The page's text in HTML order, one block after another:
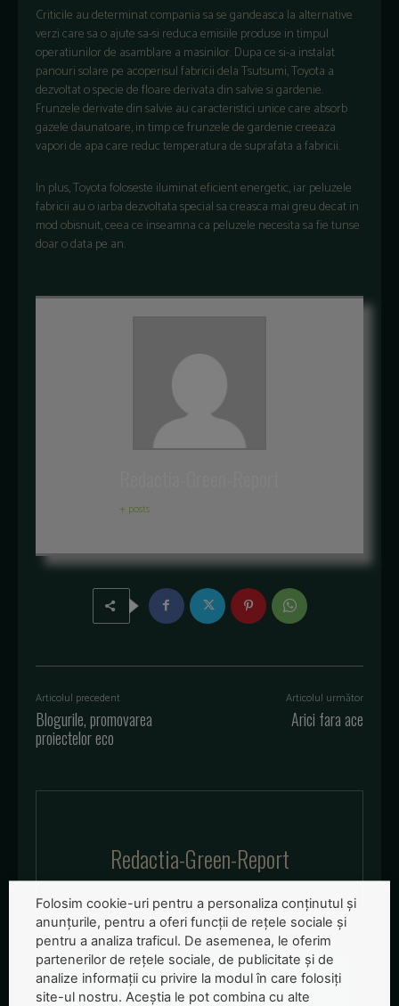
Criticile au determinat compania sa se gandeasca la alternative
verzi care sa o ajute sa-si reduca emisiile produse in timpul
operatiunilor de asamblare a masinilor. Dupa ce si-a instalat
panouri solare pe acoperisul fabricii dela Tsutsumi, Toyota a
dezvoltat o specie de floare derivata din salvie si gardenie.
Frunzele derivate din salvie au caracteristici unice care absorb
gazele daunatoare, in timp ce frunzele de gardenie creeaza
vapori de apa care reduc temperatura de suprafata a fabricii.
In plus, Toyota foloseste iluminat eficient energetic, iar peluzele
fabricii au o iarba dezvoltata special sa creasca mai greu decat in
mod obisnuit, ceea ce inseamna ca peluzele necesita sa fie tunse
doar o data pe an.
+ posts
Articolul precedent
Blogurile, promovarea
proiectelor eco
Articolul următor
Arici fara ace
Redactia-Green-Report
Folosim cookie-uri pentru a personaliza conținutul și
anunțurile, pentru a oferi funcții de rețele sociale și
pentru a analiza traficul. De asemenea, le oferim
partenerilor de rețele sociale, de publicitate și de
analize informații cu privire la modul în care folosiți
site-ul nostru. Aceștia le pot combina cu alte